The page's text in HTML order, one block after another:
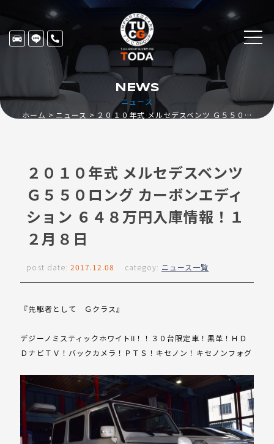
ニュース
NEWS
ホーム ニュース ２０１０年式 メルセデスベンツ Ｇ５５０ロング カーボンエディション ６４８万円入庫情報！１２月８日
２０１０年式 メルセデスベンツ
Ｇ５５０ロング カーボンエディ
ション ６４８万円入庫情報！１
２月８日
post date: 2017.12.08 categoy: ニュース一覧
『先駆者として Ｇクラス』
デジーノミスティックホワイトⅡ！！３０台限定車！黒革！ＨＤ
ＤナビＴＶ！バックカメラ！ＰＴＳ！キセノン！キセノンフォグ